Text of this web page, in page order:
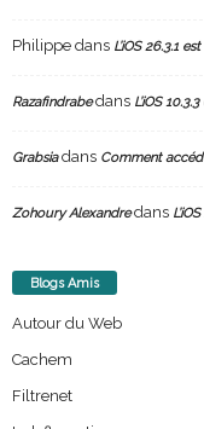
Philippe dans L’iOS 26.3.1
Razafindrabedans L’iOS
Grabsiadans Comment
Zohoury Alexandredans
Blogs Amis
Autour du Web
Cachem
Filtrenet